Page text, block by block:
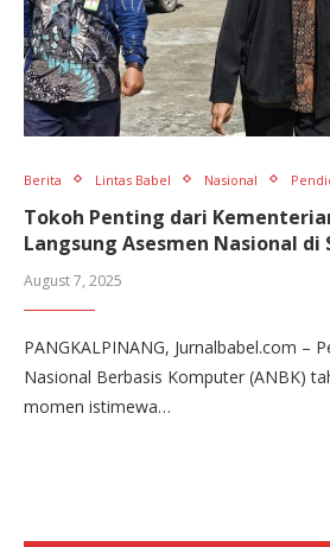
Berita Lintas Babel Nasional
Tokoh Penting dari
Langsung Asesmen Nasional di
August 7, 2025
PANGKALPINANG, Jurnalbabel.com –
Nasional Berbasis Komputer (ANBK)
momen istimewa…